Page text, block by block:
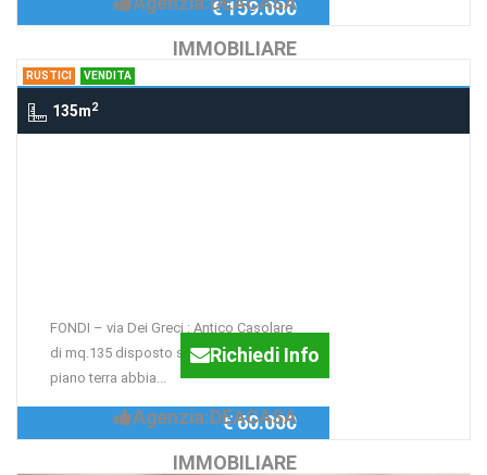
IMMOBILIARE
€ 159.000
RUSTICI VENDITA
135m2
FONDI – via Dei Greci : Antico Casolare
di mq.135 disposto su 2 livelli di cui al
piano terra abbia...
Richiedi Info
Agenzia:DEACASA
IMMOBILIARE
€ 60.000